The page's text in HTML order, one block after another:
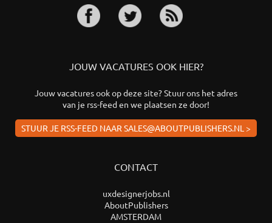
JOUW VACATURES OOK HIER?
Jouw vacatures ook op deze site? Stuur ons het adres
van je rss-feed en we plaatsen ze door!
STUUR JE RSS-FEED NAAR SALES@ABOUTPUBLISHERS.NL >
CONTACT
uxdesignerjobs.nl
AboutPublishers
AMSTERDAM